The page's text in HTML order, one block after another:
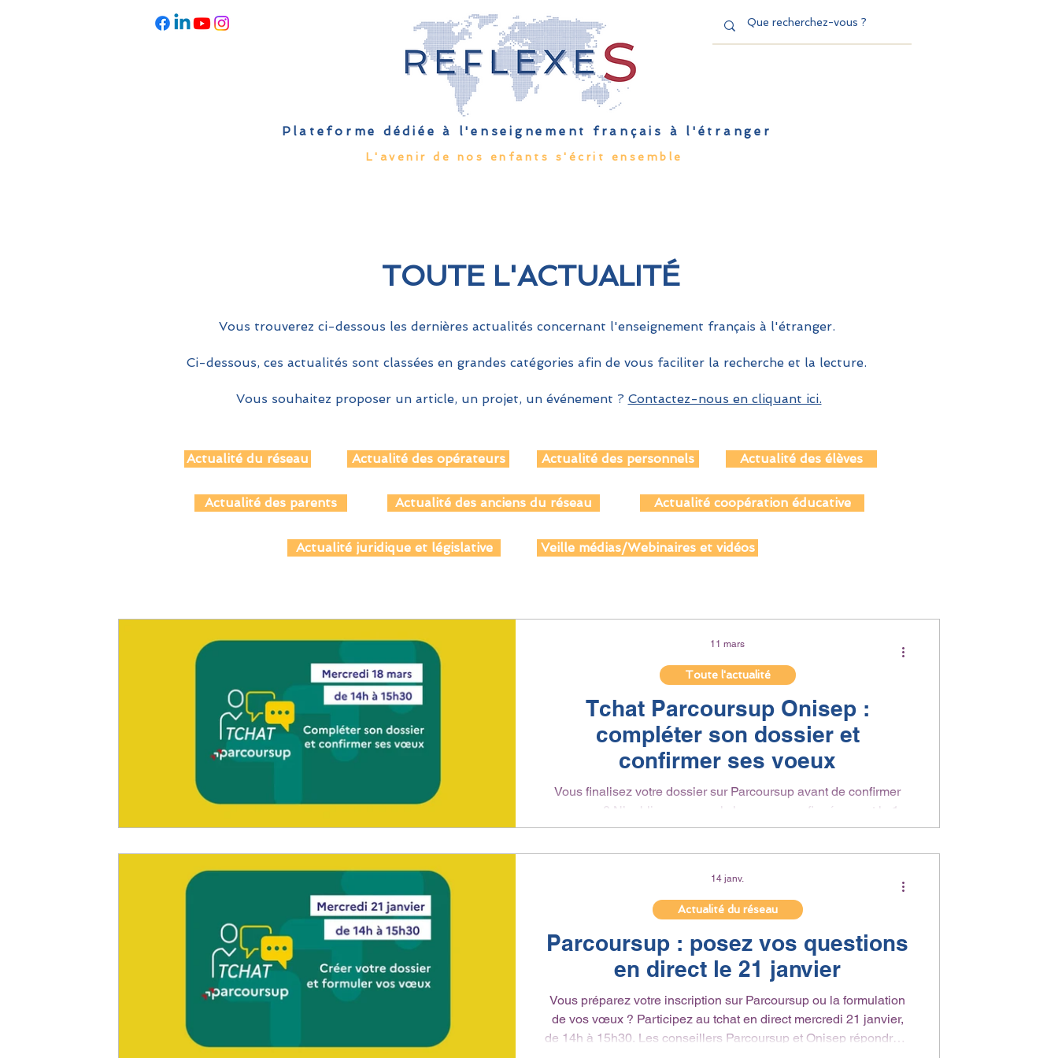
Plateforme dédiée à l'enseignement français à l'étranger
L'avenir de nos enfants s'écrit ensemble
TOUTE L'ACTUALITÉ
Vous trouverez ci-dessous les dernières actualités concernant l'enseignement français à l'étranger.
Ci-dessous, ces actualités sont classées en grandes catégories afin de vous faciliter la recherche et la lecture.
Vous souhaitez proposer un article, un projet, un événement ? Contactez-nous en cliquant ici.
Actualité du réseau
Actualité des parents
Actualité des opérateurs Actualité des personnels Actualité des élèves
Actualité des anciens du réseau Actualité coopération éducative
Actualité juridique et législative Veille médias/Webinaires et vidéos
Tchat Parcoursup Onisep :
compléter son dossier et
confirmer ses voeux
Vous finalisez votre dossier sur Parcoursup avant de confirmer
vos vœux ? N’oubliez pas : seuls les vœux confirmés avant le 1er
avril 2026 à 23h59 seront transmis aux formations. Pièces
Onisep et Parcoursup, mercredi 18 mars de 14h à 15h30.
Toute l'actualité
11 mars
Parcoursup : posez vos questions
en direct le 21 janvier
Vous préparez votre inscription sur Parcoursup ou la formulation
de vos vœux ? Participez au tchat en direct mercredi 21 janvier,
de 14h à 15h30. Les conseillers Parcoursup et Onisep répondront
Actualité du réseau
14 janv.